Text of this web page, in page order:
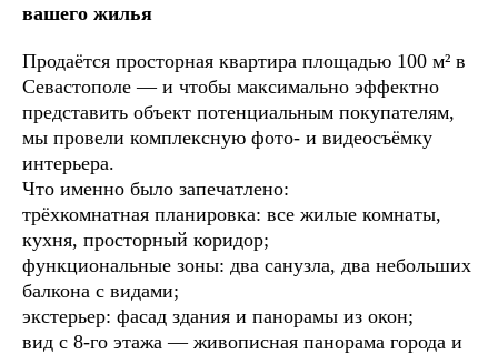
вашего жилья
Продаётся просторная квартира площадью 100 м² в
Севастополе — и чтобы максимально эффектно
представить объект потенциальным покупателям,
мы провели комплексную фото- и видеосъёмку
интерьера.
Что именно было запечатлено:
трёхкомнатная планировка: все жилые комнаты,
кухня, просторный коридор;
функциональные зоны: два санузла, два небольших
балкона с видами;
экстерьер: фасад здания и панорамы из окон;
вид с 8‑го этажа — живописная панорама города и